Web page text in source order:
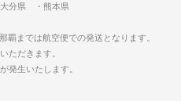
分県 ・熊本県
までは航空便での発送となります。
だきます。
生いたします。